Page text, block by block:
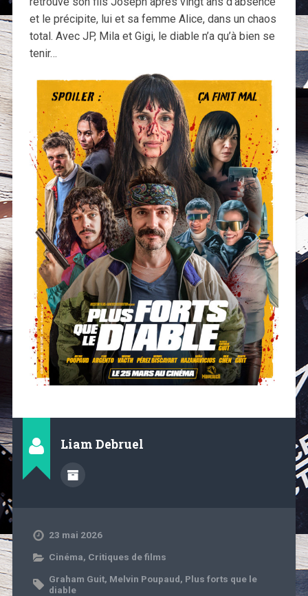
et le précipite, lui et sa femme Alice, dans un chaos
total. Avec JP, Mila et Gigi, le diable n’a qu’à bien se
tenir…
Liam Debruel
23 mai 2026
Cinéma, Critiques de films
Graham Guit, Melvin Poupaud, Plus forts que le
diable